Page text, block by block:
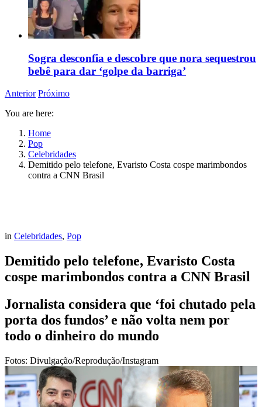
Sogra desconfia e descobre que nora sequestrou
bebê para dar ‘golpe da barriga’
Anterior Próximo
You are here:
Home
Pop
Celebridades
Demitido pelo telefone, Evaristo Costa cospe marimbondos
contra a CNN Brasil
in Celebridades, Pop
Demitido pelo telefone, Evaristo Costa
cospe marimbondos contra a CNN Brasil
Jornalista considera que ‘foi chutado pela
porta dos fundos’ e não volta nem por
todo o dinheiro do mundo
Fotos: Divulgação/Reprodução/Instagram